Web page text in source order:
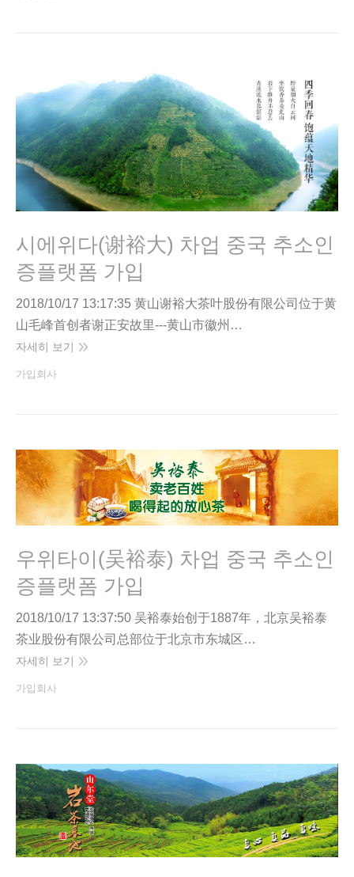
시에위다(谢裕大) 차업 중국 추소인
증플랫폼 가입
2018/10/17 13:17:35 黄山谢裕大茶叶股份有限公司位于黄
山毛峰首创者谢正安故里---黄山市徽州…
자세히 보기
가입회사
우위타이(吴裕泰) 차업 중국 추소인
증플랫폼 가입
2018/10/17 13:37:50 吴裕泰始创于1887年，北京吴裕泰
茶业股份有限公司总部位于北京市东城区…
자세히 보기
가입회사